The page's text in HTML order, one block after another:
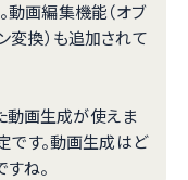
動画編集機能（オブ
変換）も追加されて
動画生成が使えま
です。動画生成はど
ね。